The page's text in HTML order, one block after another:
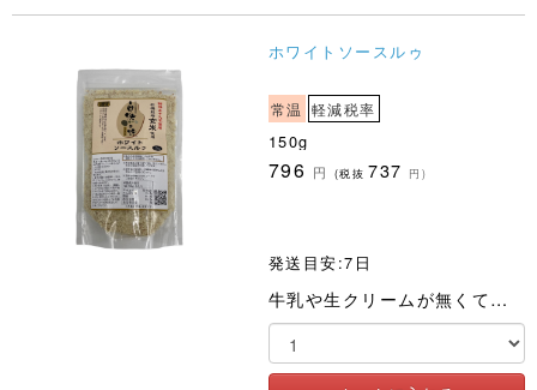
ホワイトソースルゥ
常温 軽減税率
150g
796 円 (税抜 737 円)
発送目安:7日
牛乳や生クリームが無くても美味しいシチューが作れるホワイトソースルゥです